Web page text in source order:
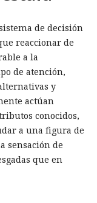
de decisión
reaccionar de
a la
de atención,
y
actúan
conocidos,
a una figura de
sensación de
que en